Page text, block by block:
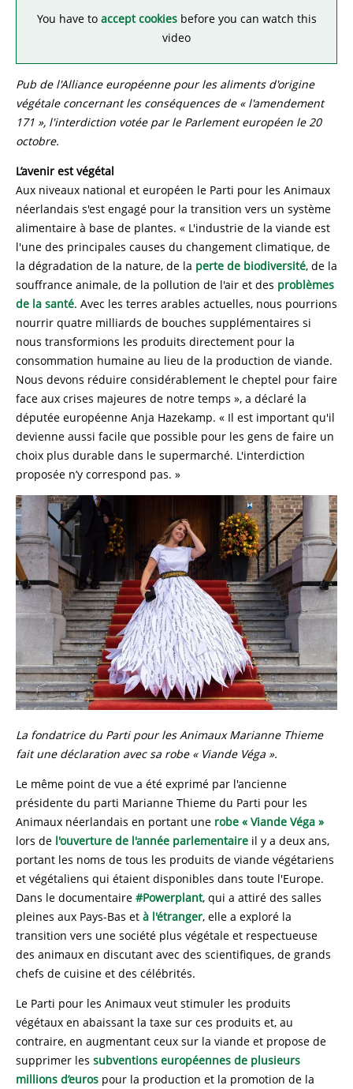
You have to accept cookiesbefore you can watch this
video
Pub de l'Alliance européenne pour les aliments d'origine
végétale concernant les conséquences de « l'amendement
171 », l'interdiction votée par le Parlement européen le 20
octobre.
L’avenir est végétal
Aux niveaux national et européen le Parti pour les Animaux
néerlandais s'est engagé pour la transition vers un système
alimentaire à base de plantes. « L'industrie de la viande est
l'une des principales causes du changement climatique, de
la dégradation de la nature, de la perte de biodiversité, de la
souffrance animale, de la pollution de l'air et des problèmes
de la santé. Avec les terres arables actuelles, nous pourrions
nourrir quatre milliards de bouches supplémentaires si
nous transformions les produits directement pour la
consommation humaine au lieu de la production de viande.
Nous devons réduire considérablement le cheptel pour faire
face aux crises majeures de notre temps », a déclaré la
députée européenne Anja Hazekamp. « Il est important qu'il
devienne aussi facile que possible pour les gens de faire un
choix plus durable dans le supermarché. L'interdiction
proposée n’y correspond pas. »
La fondatrice du Parti pour les Animaux Marianne Thieme
fait une déclaration avec sa robe « Viande Véga ».
Le même point de vue a été exprimé par l'ancienne
présidente du parti Marianne Thieme du Parti pour les
Animaux néerlandais en portant une robe « Viande Véga »
lors de l'ouverture de l'année parlementaire il y a deux ans,
portant les noms de tous les produits de viande végétariens
et végétaliens qui étaient disponibles dans toute l'Europe.
Dans le documentaire #Powerplant, qui a attiré des salles
pleines aux Pays-Bas et à l'étranger, elle a exploré la
transition vers une société plus végétale et respectueuse
des animaux en discutant avec des scientifiques, de grands
chefs de cuisine et des célébrités.
Le Parti pour les Animaux veut stimuler les produits
végétaux en abaissant la taxe sur ces produits et, au
contraire, en augmentant ceux sur la viande et propose de
supprimer les subventions européennes de plusieurs
millions d’euros pour la production et la promotion de la